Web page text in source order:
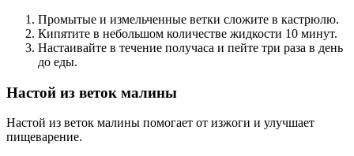
Промытые и измельченные ветки сложите в кастрюлю.
Кипятите в небольшом количестве жидкости 10 минут.
Настаивайте в течение получаса и пейте три раза в день
до еды.
Настой из веток малины
Настой из веток малины помогает от изжоги и улучшает
пищеварение.